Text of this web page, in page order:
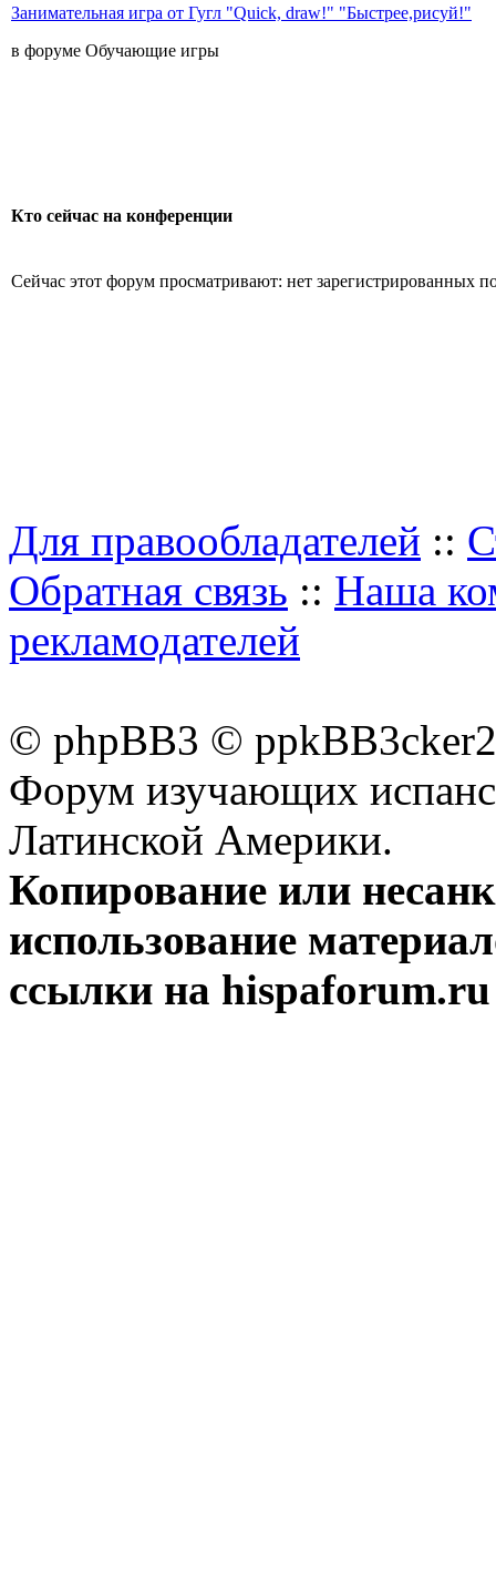
Занимательная игра от Гугл "Quick, draw!" "Быстрее,рисуй!"
в форуме Обучающие игры
Кто сейчас на конференции
Сейчас этот форум просматривают: нет зарегистрированных
Для правообладателей ::
Обратная связь :: Наша
рекламодателей
© phpBB3 ©
Форум изучающих
Латинской Америки.
Копирование или
использование
ссылки на hispaforum.ru